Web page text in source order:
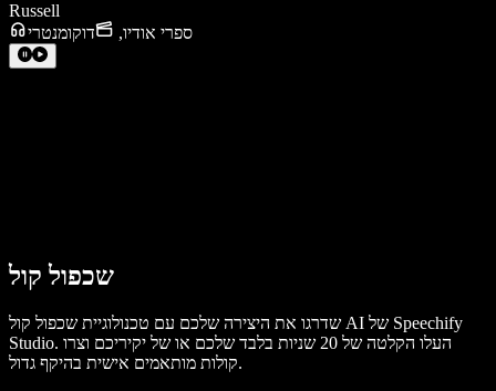
Russell
ספרי אודיו, דוקומנטרי
שכפול קול
שדרגו את היצירה שלכם עם טכנולוגיית שכפול קול AI של Speechify
Studio. העלו הקלטה של 20 שניות בלבד שלכם או של יקיריכם וצרו
קולות מותאמים אישית בהיקף גדול.